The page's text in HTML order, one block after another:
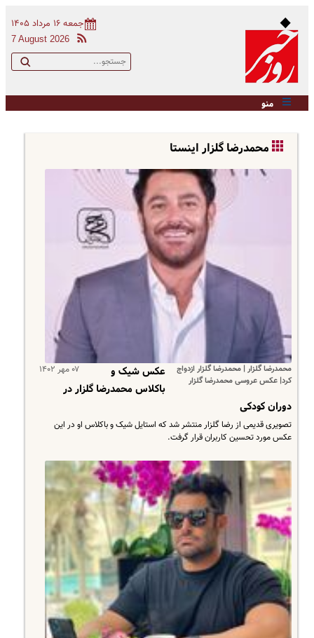
جمعه ۱۶ مرداد ۱۴۰۵
7 August 2026
منو
محمدرضا گلزار اینستا
محمدرضا گلزار | محمدرضا گلزار ازدواج
کرد| عکس عروسی محمدرضا گلزار
۰۷ مهر ۱۴۰۲
عکس شیک و
باکلاس محمدرضا گلزار در
دوران کودکی
تصویری قدیمی از رضا گلزار منتشر شد که استایل شیک و باکلاس او در این
عکس مورد تحسین کاربران قرار گرفت.